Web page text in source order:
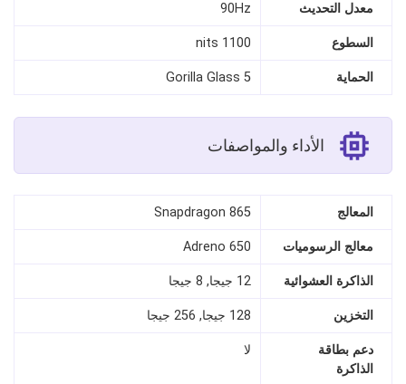
معدل التحديث 90Hz
السطوع 1100 nits
الحماية Gorilla Glass 5
الأداء والمواصفات
المعالج Snapdragon 865
معالج الرسوميات Adreno 650
الذاكرة العشوائية 12 جيجا, 8 جيجا
التخزين 128 جيجا, 256 جيجا
دعم بطاقة
الذاكرة
لا